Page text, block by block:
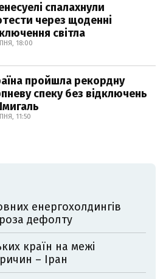
спалахнули
через щоденні
світла
18:00
пройшла рекордну
спеку без відключень
11:50
енергохолдингів
дефолту
країн на межі
– Іран